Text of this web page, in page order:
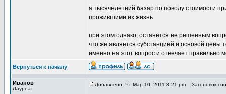
а тысячелетний базар по поводу стоимости
прожившими их жизнь
при этом однако, останется не решенным
что же является субстанцией и основой цены
именно на этот вопрос и отвечает
Вернуться к началу
Иванов
Лауреат
Добавлено: Чт Мар 10, 2011 8:21 pm Заголовок